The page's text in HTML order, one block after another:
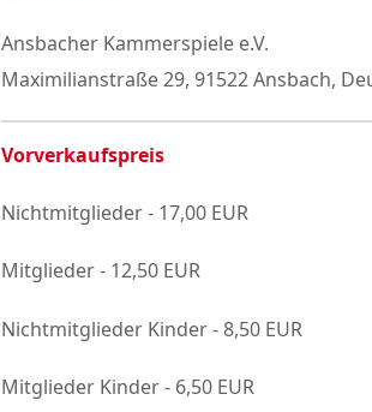
Ansbacher Kammerspiele e.V.
Maximilianstraße 29, 91522 Ansbach,
Vorverkaufspreis
Nichtmitglieder - 17,00 EUR
Mitglieder - 12,50 EUR
Nichtmitglieder Kinder - 8,50 EUR
Mitglieder Kinder - 6,50 EUR